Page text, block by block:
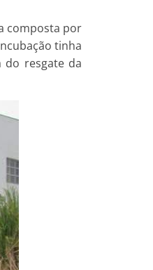
composta por
tinha
do resgate da